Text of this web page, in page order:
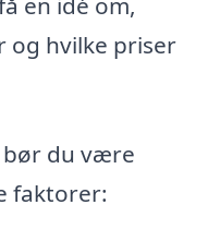
og hvilke priser
du være
faktorer: